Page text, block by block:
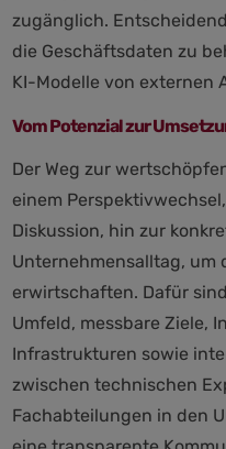
zugänglich.
die Geschäftsdaten zu
KI-Modelle von externen
Vom Potenzial zur
Der Weg zur
einem
Diskussion, hin zur
Unternehmensalltag, um
erwirtschaften. Dafür
Umfeld, messbare Ziele,
Infrastrukturen sowie
zwischen technischen
Fachabteilungen in den